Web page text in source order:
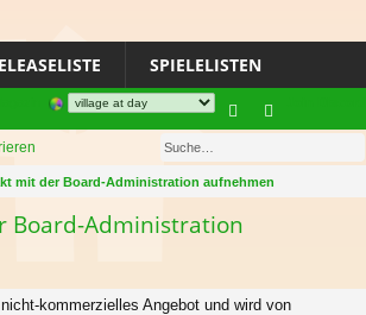
SPIELELISTEN
m
el
n
ist
n
mit der Board-Administration aufnehmen
Board-Administration
kommerzielles Angebot und wird von